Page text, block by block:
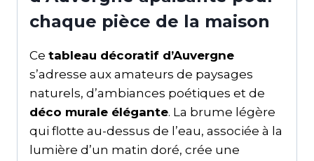
chaque pièce de la maison
Ce tableau décoratif d’Auvergne
s’adresse aux amateurs de paysages
naturels, d’ambiances poétiques et de
déco murale élégante. La brume légère
qui flotte au-dessus de l’eau, associée à la
lumière d’un matin doré, crée une